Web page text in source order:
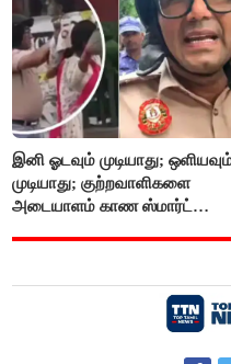
இனி ஓடவும் முடியாது;
முடியாது; குற்றவாளிகளை
அடையாளம் காண ஸ்மார்ட்